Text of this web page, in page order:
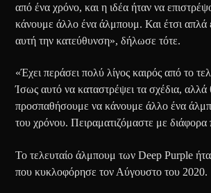
από ένα χρόνο, και η ιδέα ήταν να
κάνουμε άλλο ένα άλμπουμ. Και έτσι απλά
αυτή την κατεύθυνση», δήλωσε τότε.
«Έχει περάσει πολύ λίγος καιρός από το
Ίσως αυτό να καταστρέψει τα σχέδια, αλλά
προσπαθήσουμε να κάνουμε άλλο ένα
του χρόνου. Πειραματιζόμαστε με διάφορα
Το τελευταίο άλμπουμ των Deep Purple
που κυκλοφόρησε τον Αύγουστο του 2020.